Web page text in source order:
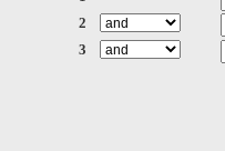
2
3